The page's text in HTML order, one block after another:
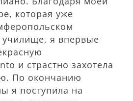
которая уже
я впервые
и страстно захотела
По окончанию
я поступила на